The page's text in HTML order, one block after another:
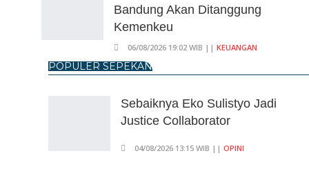
Bandung Akan Ditanggung
Kemenkeu
06/08/2026 19:02 WIB || KEUANGAN
Ratusan Senjata Api Dan
Ruang Kepala Yayasan
Sekolah Di Jaksel
POPULER SEPEKAN
Sebaiknya Eko Sulistyo Jadi
Justice Collaborator
04/08/2026 13:15 WIB || OPINI